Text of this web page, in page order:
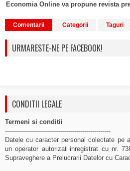
Economia Online va propune revista
Comentarii Categorii Taguri
URMARESTE-NE PE FACEBOOK!
CONDITII LEGALE
Termeni si conditii
-----------------------------------------------------
Datele cu caracter personal colectate pe
un operator autorizat inregistrat cu nr.
Supraveghere a Prelucrarii Datelor cu